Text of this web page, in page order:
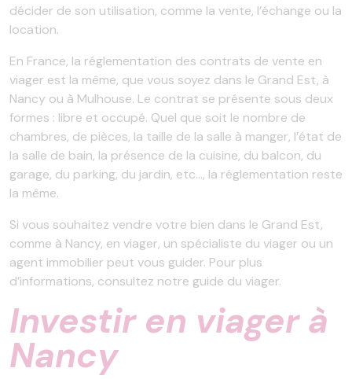
décider de son utilisation, comme la vente, l’échange ou la
location.
En France, la réglementation des contrats de vente en
viager est la même, que vous soyez dans le Grand Est, à
Nancy ou à Mulhouse. Le contrat se présente sous deux
formes : libre et occupé. Quel que soit le nombre de
chambres, de pièces, la taille de la salle à manger, l’état de
la salle de bain, la présence de la cuisine, du balcon, du
garage, du parking, du jardin, etc…, la réglementation reste
la même.
Si vous souhaitez vendre votre bien dans le Grand Est,
comme à Nancy, en viager, un spécialiste du viager ou un
agent immobilier peut vous guider. Pour plus
d’informations, consultez notre guide du viager.
Investir en viager à
Nancy